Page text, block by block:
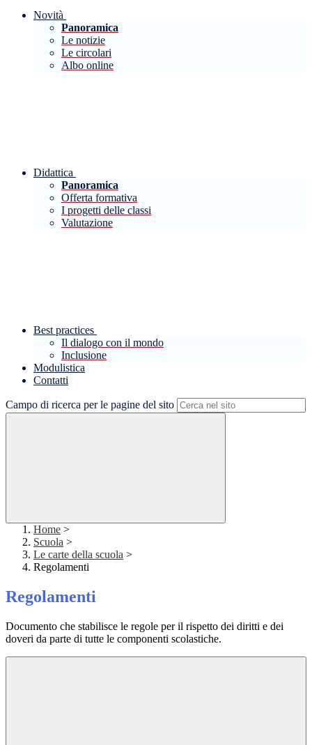
Novità
Panoramica
Le notizie
Le circolari
Albo online
Didattica
Panoramica
Offerta formativa
I progetti delle classi
Valutazione
Best practices
Il dialogo con il mondo
Inclusione
Modulistica
Contatti
Campo di ricerca per le pagine del sito
Home >
Scuola >
Le carte della scuola >
Regolamenti
Regolamenti
Documento che stabilisce le regole per il rispetto dei diritti e dei
doveri da parte di tutte le componenti scolastiche.